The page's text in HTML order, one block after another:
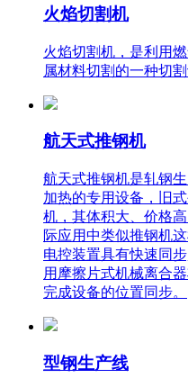
火焰切割机
火焰切割机，是利用
属材料切割的一种切
航天式推钢机
航天式推钢机是轧钢
加热的专用设备，旧
机，其体积大、价格
际应用中类似推钢机
电控装置具有快速同
用摩擦片式机械离合
完成设备的位置同步。
型钢生产线